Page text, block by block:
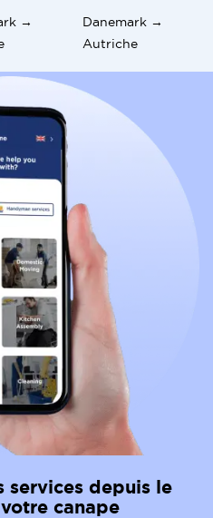
→
Danemark →
Autriche
services depuis le
canape